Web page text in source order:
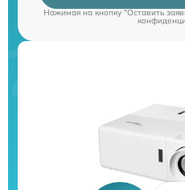
Нажимая на кнопку "Оставить